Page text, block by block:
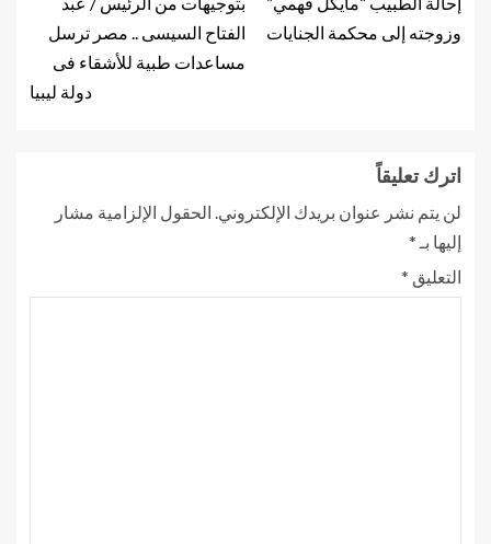
وزوجته إلى محكمة الجنايات
الفتاح السيسى .. مصر ترسل
مساعدات طبية للأشقاء فى
دولة ليبيا
اترك تعليقاً
لن يتم نشر عنوان بريدك الإلكتروني. الحقول الإلزامية مشار
إليها بـ *
التعليق *